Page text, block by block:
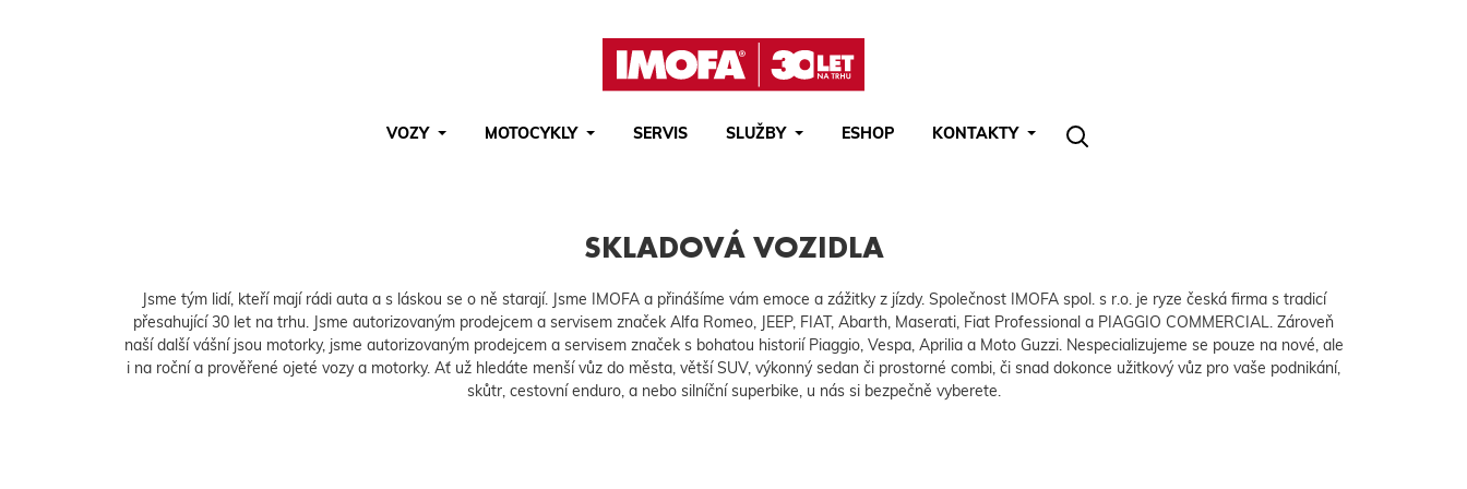
VOZY MOTOCYKLY SERVIS SLUŽBY ESHOP
KONTAKTY
SKLADOVÁ VOZIDLA
Jsme tým lidí, kteří mají rádi auta a s láskou se o ně starají. Jsme IMOFA a přinášíme vám emoce a zážitky z jízdy. Společnost IMOFA spol. s r.o. je ryze česká firma s tradicí
přesahující 30 let na trhu. Jsme autorizovaným prodejcem a servisem značek Alfa Romeo, JEEP, FIAT, Abarth, Maserati, Fiat Professional a PIAGGIO COMMERCIAL. Zároveň
naší další vášní jsou motorky, jsme autorizovaným prodejcem a servisem značek s bohatou historií Piaggio, Vespa, Aprilia a Moto Guzzi. Nespecializujeme se pouze na nové, ale
i na roční a prověřené ojeté vozy a motorky. Ať už hledáte menší vůz do města, větší SUV, výkonný sedan či prostorné combi, či snad dokonce užitkový vůz pro vaše podnikání,
skůtr, cestovní enduro, a nebo silníční superbike, u nás si bezpečně vyberete.